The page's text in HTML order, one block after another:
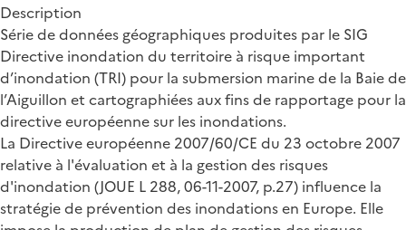
Description
Série de données géographiques produites par le SIG
Directive inondation du territoire à risque important
d’inondation (TRI) pour la submersion marine de la Baie de
l’Aiguillon et cartographiées aux fins de rapportage pour la
directive européenne sur les inondations.
La Directive européenne 2007/60/CE du 23 octobre 2007
relative à l'évaluation et à la gestion des risques
d'inondation (JOUE L 288, 06-11-2007, p.27) influence la
stratégie de prévention des inondations en Europe. Elle